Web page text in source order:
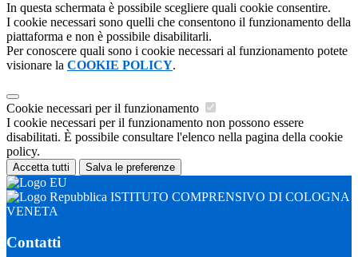
In questa schermata è possibile scegliere quali cookie consentire.
I cookie necessari sono quelli che consentono il funzionamento della
piattaforma e non è possibile disabilitarli.
Per conoscere quali sono i cookie necessari al funzionamento potete
visionare la COOKIE POLICY.
Cookie necessari per il funzionamento
I cookie necessari per il funzionamento non possono essere
disabilitati. È possibile consultare l'elenco nella pagina della cookie
policy.
Accetta tutti Salva le preferenze
ISTITUTO COMPRENSIVO DI COLOGNA
VENETA
Contatti